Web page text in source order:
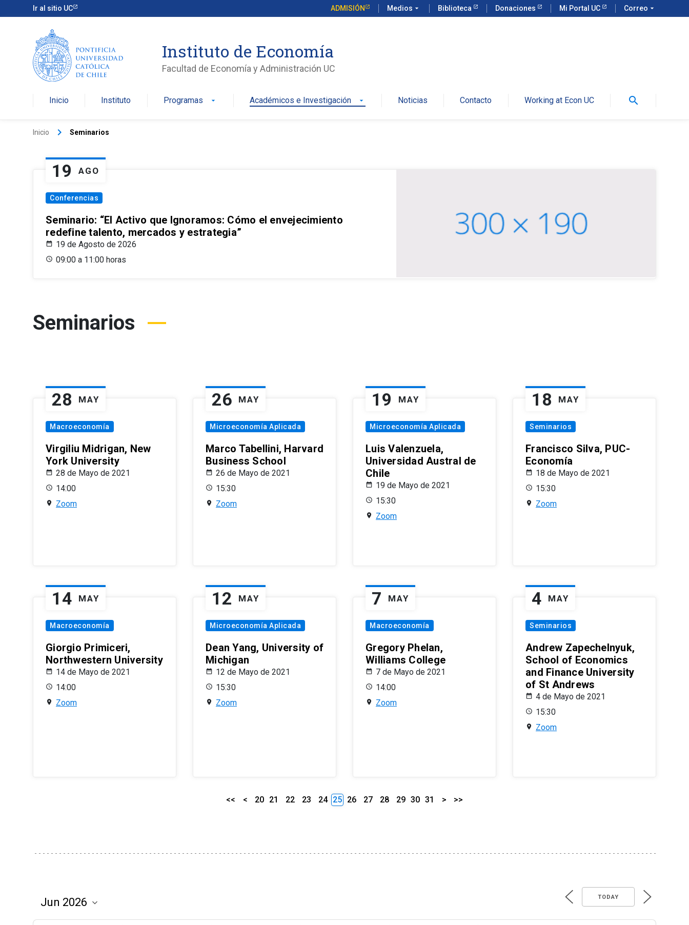
Ir al sitio UC ADMISIÓN Medios arrow_drop_down Biblioteca Donaciones Mi Portal UC Correo arrow_drop_down
Instituto de Economía
Facultad de Economía y Administración UC
Inicio Instituto Programas arrow_drop_down Académicos e Investigación arrow_drop_down Noticias Contacto Working at Econ UC search
Inicio keyboard_arrow_right Seminarios
19 AGO
Conferencias
Seminario: “El Activo que Ignoramos: Cómo el envejecimiento
redefine talento, mercados y estrategia”
19 de Agosto de 2026
09:00 a 11:00 horas
Seminarios
28 MAY
Macroeconomía
Virgiliu Midrigan, New
York University
28 de Mayo de 2021
14:00
Zoom
26 MAY
Microeconomía Aplicada
Marco Tabellini, Harvard
Business School
26 de Mayo de 2021
15:30
Zoom
19 MAY
Microeconomía Aplicada
Luis Valenzuela,
Universidad Austral de
Chile
19 de Mayo de 2021
15:30
Zoom
18 MAY
Seminarios
Francisco Silva, PUC-
Economía
18 de Mayo de 2021
15:30
Zoom
14 MAY
Macroeconomía
Giorgio Primiceri,
Northwestern University
14 de Mayo de 2021
14:00
Zoom
12 MAY
Microeconomía Aplicada
Dean Yang, University of
Michigan
12 de Mayo de 2021
15:30
Zoom
7 MAY
Macroeconomía
Gregory Phelan,
Williams College
7 de Mayo de 2021
14:00
Zoom
4 MAY
Seminarios
Andrew Zapechelnyuk,
School of Economics
and Finance University
of St Andrews
4 de Mayo de 2021
15:30
Zoom
<< < 20 21 22 23 24 25 26 27 28 29 30 31 > >>
TODAY